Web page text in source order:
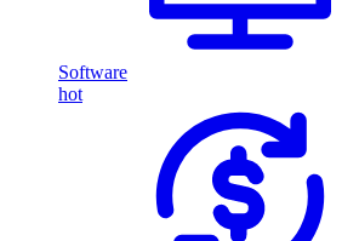
Software
hot